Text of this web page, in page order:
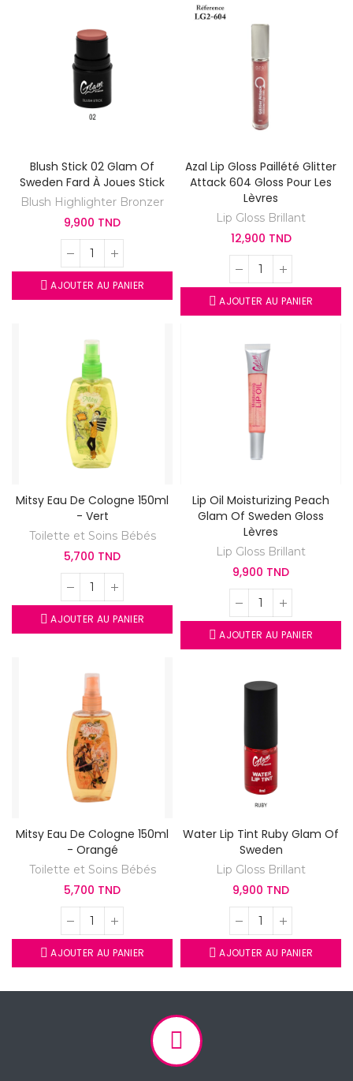
Blush Stick 02 Glam Of
Sweden Fard À Joues Stick
Blush Highlighter Bronzer
9,900 TND
AJOUTER AU PANIER
Azal Lip Gloss Paillété Glitter
Attack 604 Gloss Pour Les
Lèvres
Lip Gloss Brillant
12,900 TND
AJOUTER AU PANIER
Mitsy Eau De Cologne 150ml
- Vert
Toilette et Soins Bébés
5,700 TND
AJOUTER AU PANIER
Lip Oil Moisturizing Peach
Glam Of Sweden Gloss
Lèvres
Lip Gloss Brillant
9,900 TND
AJOUTER AU PANIER
Mitsy Eau De Cologne 150ml
- Orangé
Toilette et Soins Bébés
5,700 TND
AJOUTER AU PANIER
Water Lip Tint Ruby Glam Of
Sweden
Lip Gloss Brillant
9,900 TND
AJOUTER AU PANIER